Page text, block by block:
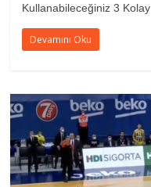
Kullanabileceğiniz 3 Kolay
Devamını Oku